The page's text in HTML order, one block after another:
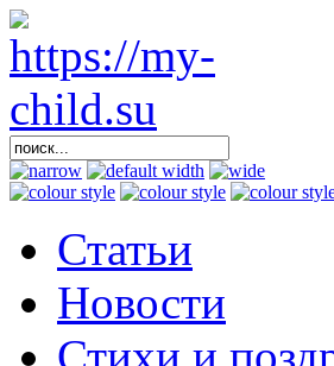
Статьи
Новости